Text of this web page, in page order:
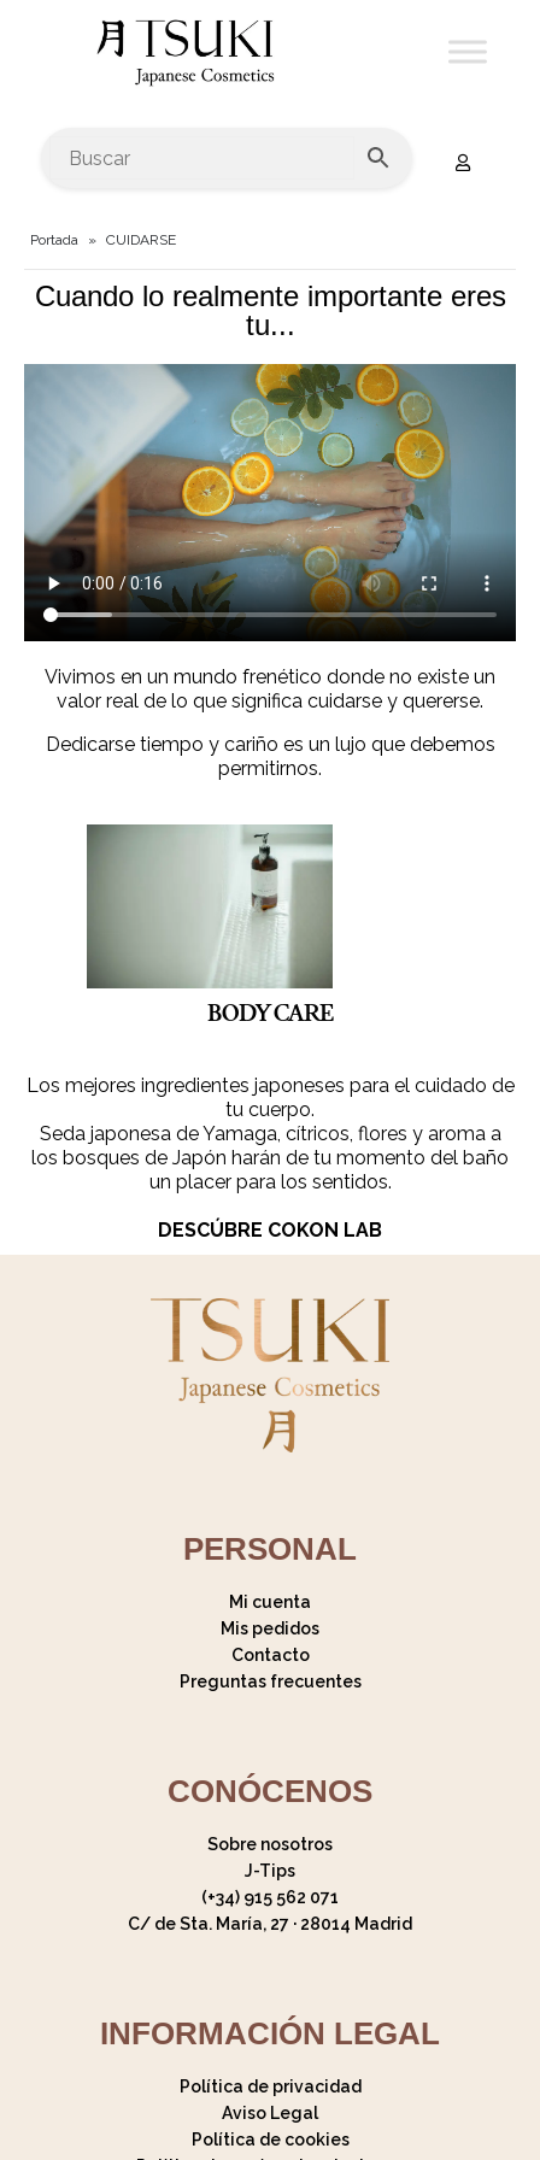
Portada » CUIDARSE
Cuando lo realmente importante eres
tu...
Vivimos en un mundo frenético donde no existe un
valor real de lo que significa cuidarse y quererse.
Dedicarse tiempo y cariño es un lujo que debemos
permitirnos.
BODY CARE
Los mejores ingredientes japoneses para el cuidado de
tu cuerpo.
Seda japonesa de Yamaga, cítricos, flores y aroma a
los bosques de Japón harán de tu momento del baño
un placer para los sentidos.
DESCÚBRE COKON LAB
PERSONAL
Mi cuenta
Mis pedidos
Contacto
Preguntas frecuentes
CONÓCENOS
Sobre nosotros
J-Tips
(+34) 915 562 071
C/ de Sta. María, 27 · 28014 Madrid
INFORMACIÓN LEGAL
Política de privacidad
Aviso Legal
Política de cookies